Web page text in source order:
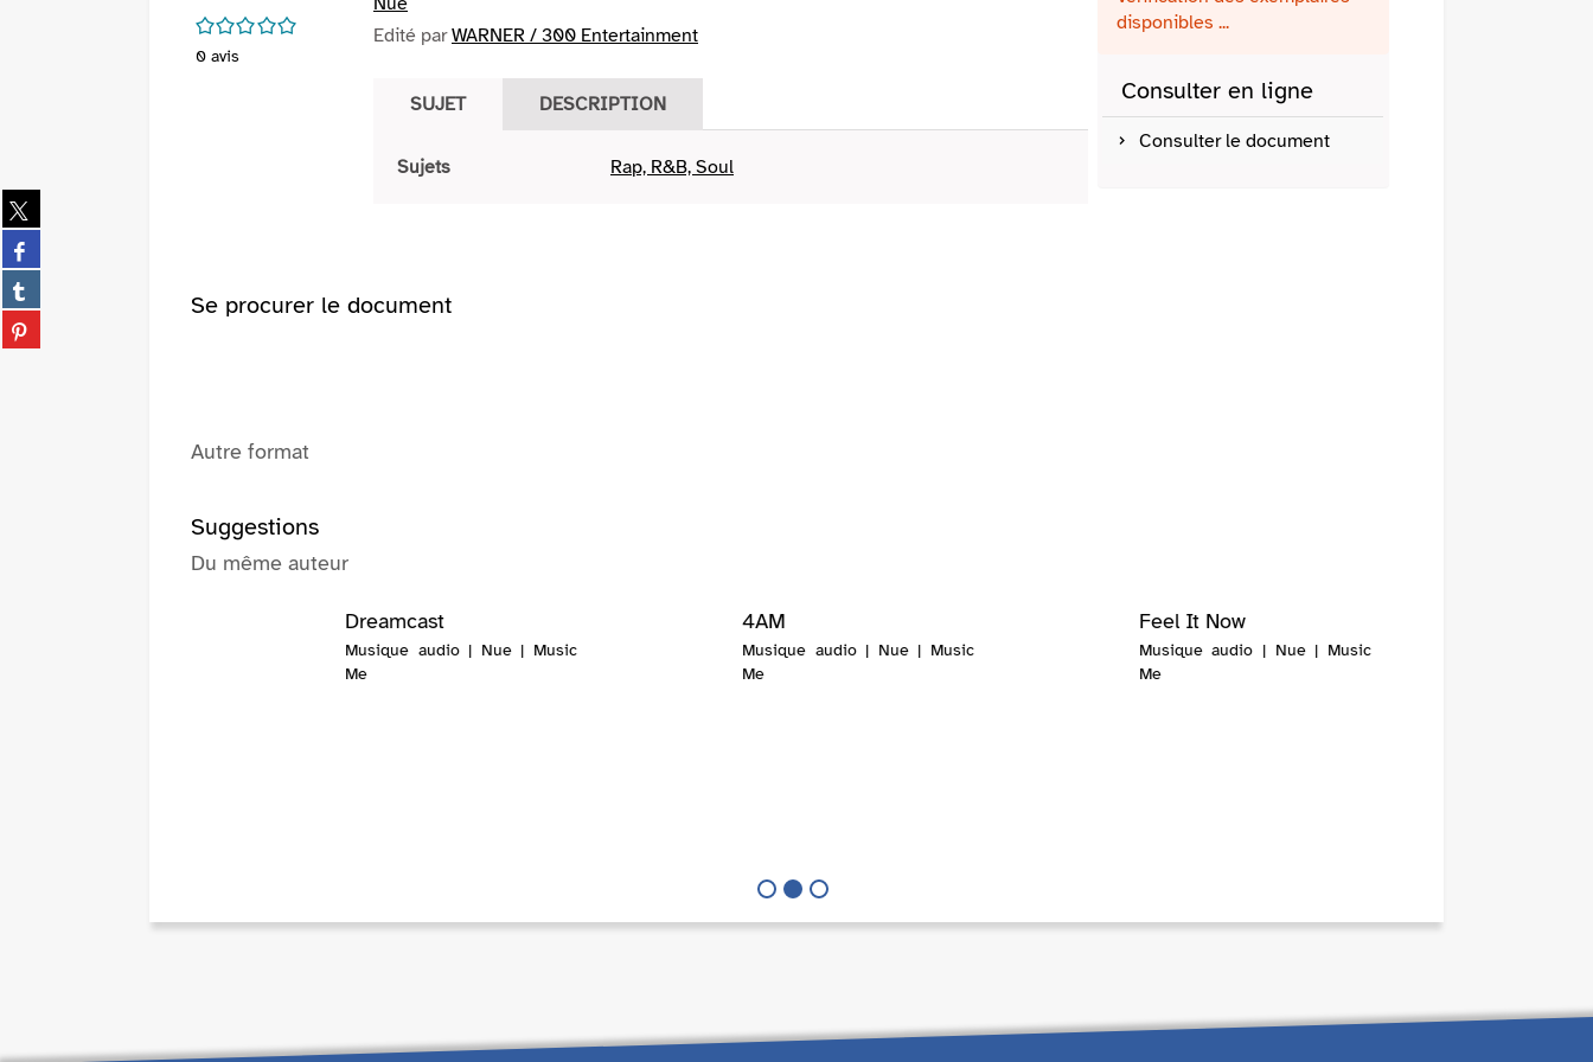
Partager
sur
twitter
(Nouvelle
fenêtre)
Partager
sur
facebook
(Nouvelle
fenêtre)
Partager
sur
tumblr
Partager
sur
/5
0 avis
Edité parWARNER / 300 Entertainment
SUJET DESCRIPTION
Sujets Rap, R&B, Soul
disponibles ...
Consulter en ligne
Consulter le document
Se procurer le document
Autre format
Suggestions
Du même auteur
4AM
Musique audio | Nue | Music
Me
Feel It Now
Musique audio | Nue | Music
Me
Dreamcast
Musique audio | Nue | Music
Me